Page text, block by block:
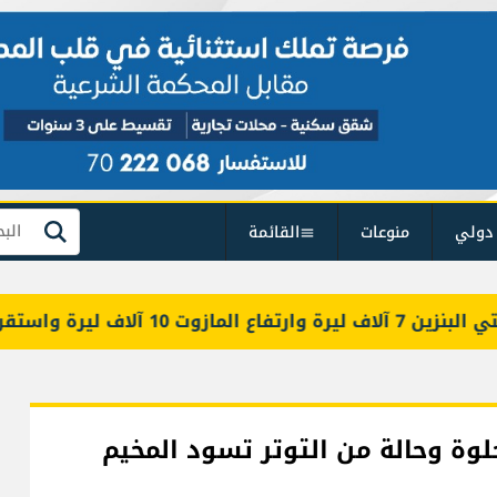
منوعات القائمة بحث
سعر قارورة الغاز
وحالة من التوتر تسود المخيم